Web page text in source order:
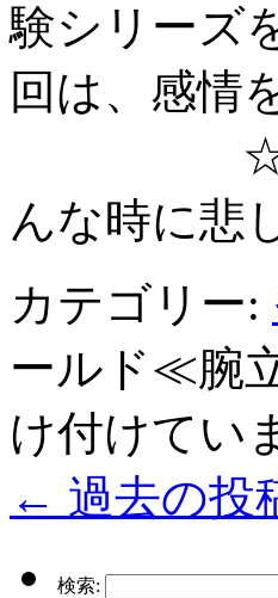
験シリーズ
回は、感情
☆ ☆
んな時に悲
カテゴリー:
ールド≪腕
け付けてい
← 過去の投
検索: